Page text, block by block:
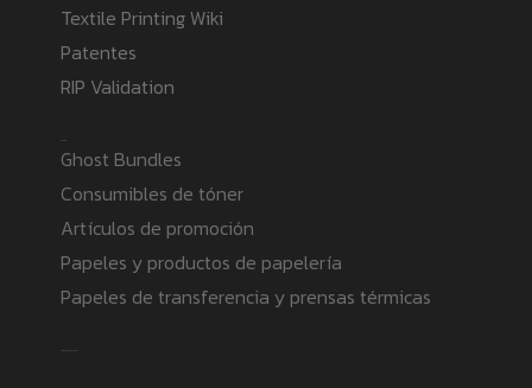
Textile Printing Wiki
Patentes
RIP Validation
Ghost Bundles
Consumibles de tóner
Artículos de promoción
Papeles y productos de papelería
Papeles de transferencia y prensas térmicas